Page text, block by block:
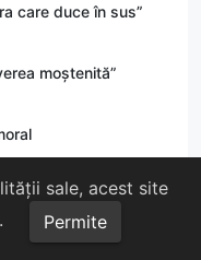
care duce în sus”
moștenită”
americane
sale, acest site
Permite